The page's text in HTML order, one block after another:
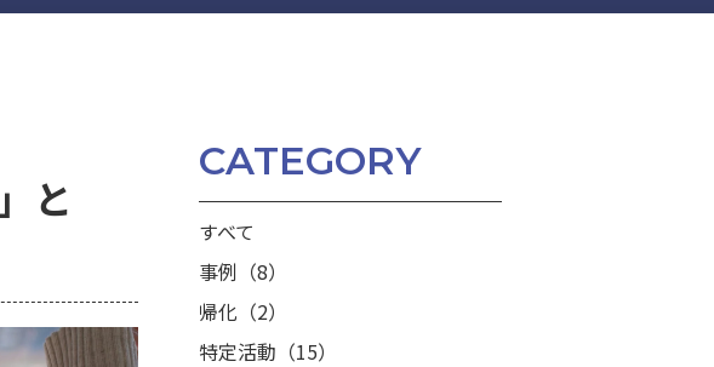
と
CATEGORY
すべて
事例（8）
帰化（2）
特定活動（15）